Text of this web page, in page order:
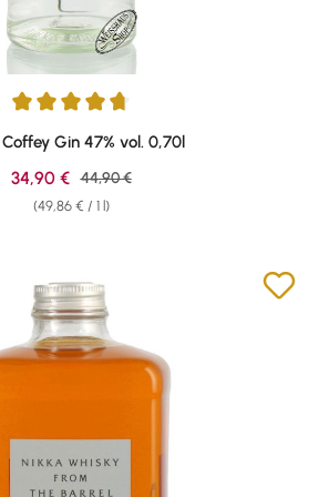
out of 5 stars
Gin 47% vol. 0,70l
(49,86 € / 1 l)
Sale price:
34,90 € Regular price:
44,90 €